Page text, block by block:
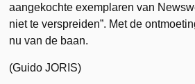
aangekochte exemplaren van
niet te verspreiden”. Met de
nu van de baan.
(Guido JORIS)